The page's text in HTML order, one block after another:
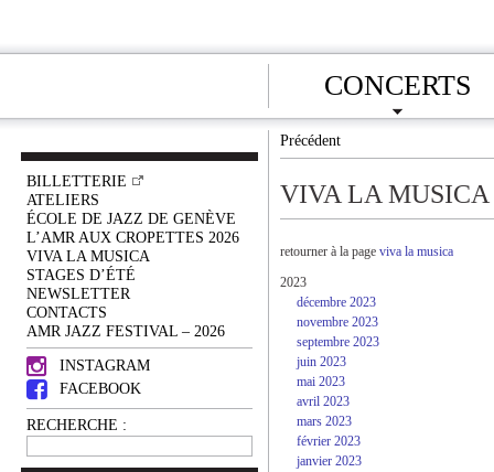
CONCERTS
BILLETTERIE
ATELIERS
ÉCOLE DE JAZZ DE GENÈVE
L’AMR AUX CROPETTES 2026
VIVA LA MUSICA
STAGES D’ÉTÉ
NEWSLETTER
CONTACTS
AMR JAZZ FESTIVAL – 2026
INSTAGRAM
FACEBOOK
RECHERCHE :
Précédent
VIVA LA MUSICA
retourner à la page viva la musica
2023
décembre 2023
novembre 2023
septembre 2023
juin 2023
mai 2023
avril 2023
mars 2023
février 2023
janvier 2023